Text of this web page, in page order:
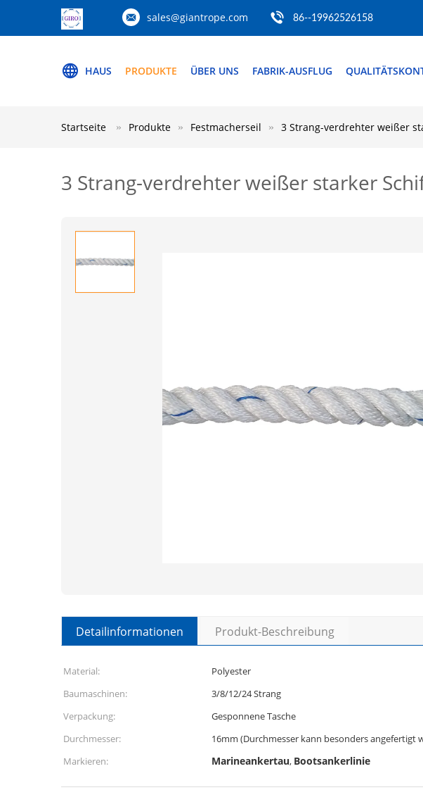
sales@giantrope.com 86--19962526158
HAUS PRODUKTE ÜBER UNS FABRIK-AUSFLUG
Startseite Produkte Festmacherseil 3 Strang-verdrehter weißer
3 Strang-verdrehter weißer starker
Detailinformationen Produkt-Beschreibung
Material: Polyester
Baumaschinen:
3/8/12/24 Strang
Verpackung:
Gesponnene Tasche
Durchmesser:
16mm (Durchmesser kann besonders angefertigt
Markieren:
Marineankertau, Bootsankerlinie